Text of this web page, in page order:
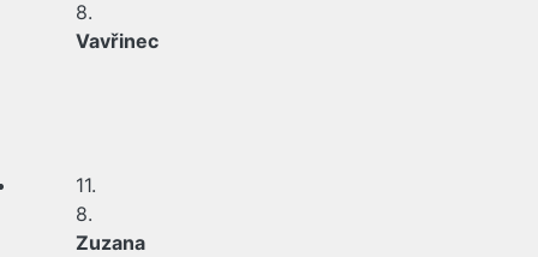
8.
Vavřinec
11.
8.
Zuzana